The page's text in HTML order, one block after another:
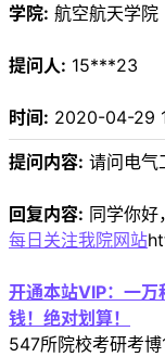
学院: 航空航天学院
提问人: 15***23
时间: 2020-04-29
提问内容: 请问电气
回复内容: 同学你
每日关注我院网站
开通本站VIP：一
钱！绝对划算！
547所院校考研考